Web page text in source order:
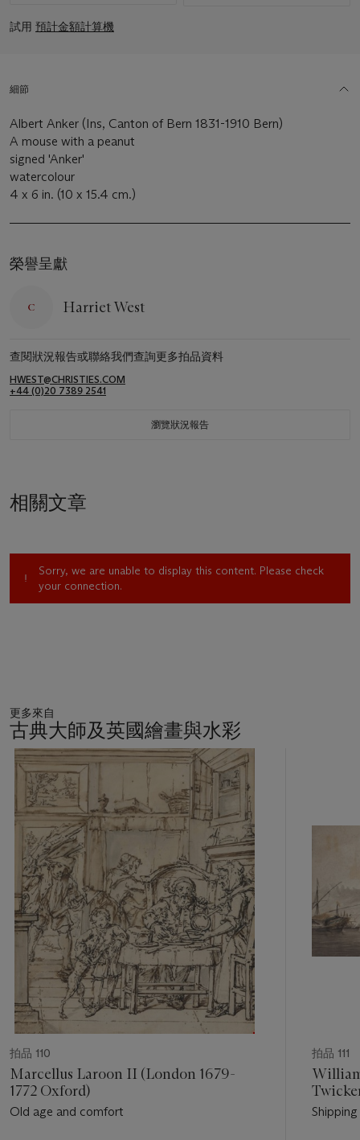
試用 預計金額計算機
細節
Albert Anker (Ins, Canton of Bern 1831-1910 Bern)
A mouse with a peanut
signed 'Anker'
watercolour
4 x 6 in. (10 x 15.4 cm.)
榮譽呈獻
Harriet West
查閱狀況報告或聯絡我們查詢更多拍品資料
HWEST@CHRISTIES.COM
+44 (0)20 7389 2541
瀏覽狀況報告
相關文章
Sorry, we are unable to display this content. Please check
your connection.
更多來自
古典大師及英國繪畫與水彩
11
中
1
拍品 110
Marcellus Laroon II (London 1679-
1772 Oxford)
Old age and comfort
拍品 111